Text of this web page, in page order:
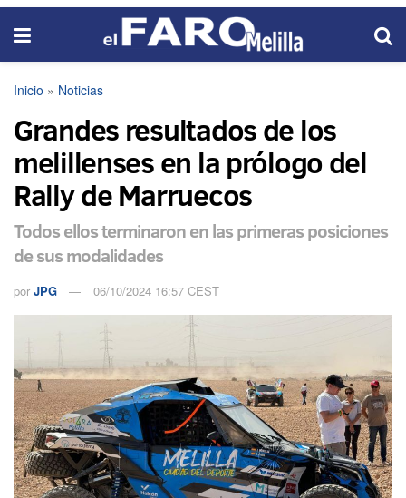
Inicio » Noticias
Grandes resultados de los
melillenses en la prólogo del
Rally de Marruecos
Todos ellos terminaron en las primeras posiciones
de sus modalidades
por JPG 06/10/2024 16:57 CEST